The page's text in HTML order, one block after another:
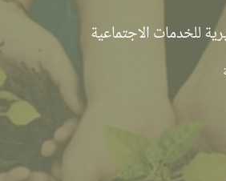
للخدمات الاجتماعية